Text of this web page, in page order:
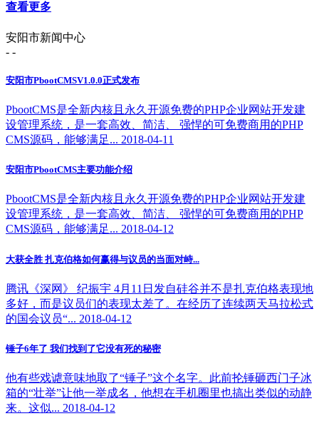
查看更多
安阳市新闻中心
- -
安阳市PbootCMSV1.0.0正式发布
PbootCMS是全新内核且永久开源免费的PHP企业网站开发建
设管理系统，是一套高效、简洁、 强悍的可免费商用的PHP
CMS源码，能够满足... 2018-04-11
安阳市PbootCMS主要功能介绍
PbootCMS是全新内核且永久开源免费的PHP企业网站开发建
设管理系统，是一套高效、简洁、 强悍的可免费商用的PHP
CMS源码，能够满足... 2018-04-12
大获全胜 扎克伯格如何赢得与议员的当面对峙...
腾讯《深网》 纪振宇 4月11日发自硅谷并不是扎克伯格表现地
多好，而是议员们的表现太差了。在经历了连续两天马拉松式
的国会议员“... 2018-04-12
锤子6年了 我们找到了它没有死的秘密
他有些戏谑意味地取了“锤子”这个名字。此前抡锤砸西门子冰
箱的“壮举”让他一举成名，他想在手机圈里也搞出类似的动静
来。这似... 2018-04-12